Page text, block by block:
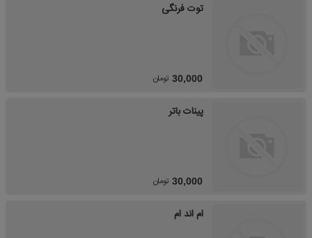
توت فرنگی
30,000 تومان
پینات باتر
30,000 تومان
ام اند ام